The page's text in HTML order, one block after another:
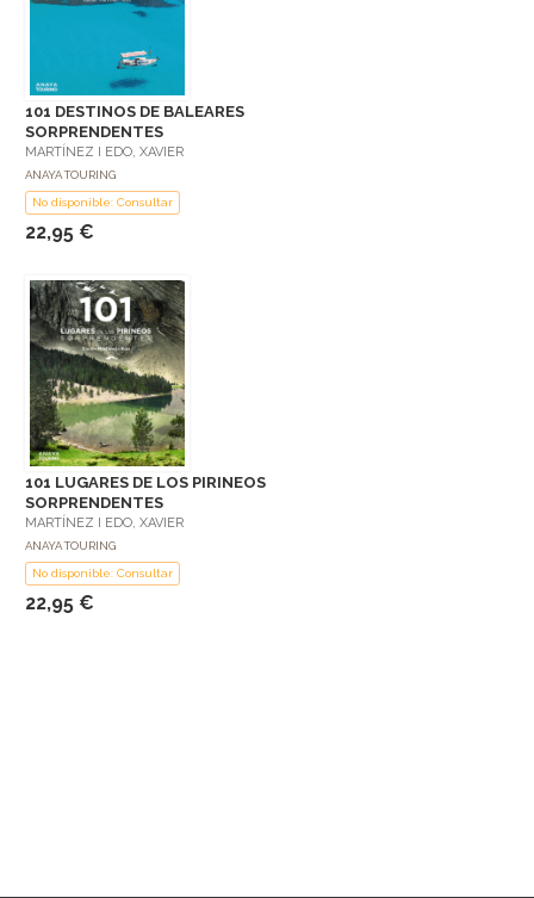
101 DESTINOS DE BALEARES
SORPRENDENTES
MARTÍNEZ I EDO, XAVIER
ANAYA TOURING
No disponible: Consultar
22,95 €
101 LUGARES DE LOS PIRINEOS
SORPRENDENTES
MARTÍNEZ I EDO, XAVIER
ANAYA TOURING
No disponible: Consultar
22,95 €